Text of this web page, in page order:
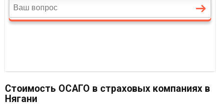
Стоимость ОСАГО в страховых компаниях в
Нягани